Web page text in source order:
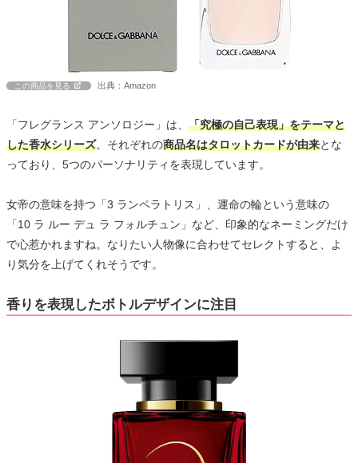
この商品を見る 出典：Amazon
「フレグランス アンソロジー」は、 「究極の自己表現」をテーマと
した香水シリーズ。それぞれの商品名はタロットカードが由来とな
っており、5つのパーソナリティを表現しています。
女帝の意味を持つ「3 ランペラトリス」、運命の輪という意味の
「10 ラ ルー デュ ラ フォルチュン」など、印象的なネーミングだけ
で心惹かれますね。なりたい人物像に合わせてセレクトすると、よ
り気分を上げてくれそうです。
香りを表現したボトルデザインに注目